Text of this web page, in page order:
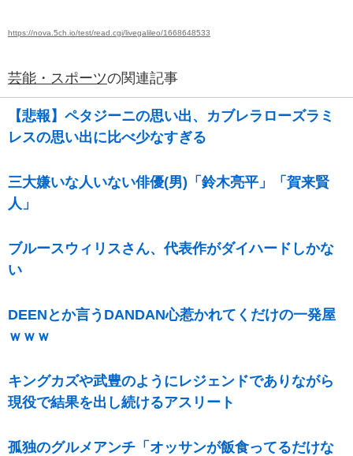
https://nova.5ch.io/test/read.cgi/livegalileo/1668648533
芸能・スポーツの関連記事
【悲報】ペタジーニの思い出、カブレラローズラミ
レスの思い出に比べ少なすぎる
三大嫌いな人いない俳優(男)「鈴木亮平」「賀来賢
人」
ブルースウィリスさん、代表作がダイハードしかな
い
DEENとか言うDANDAN心惹かれてくだけの一発屋
ｗｗｗ
キングカズや武豊のようにレジェンドでありながら
現役で結果を出し続けるアスリート
孤独のグルメアンチ「オッサンが飯食ってるだけな